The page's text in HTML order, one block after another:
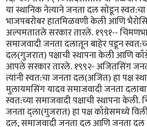
या स्थानिक नेत्याने जनता दल सोडून
भाजपबरोबर हातमिळवणी केली आणि
अल्पमतातले सरकार तारले. १९९१--
समाजवादी जनता दलातून बाहेर पडून
दल(गुजरात) पक्षाची स्थापना केली आणि
आपले सरकार तारले. १९९२- अजितसिंग
त्यांनी स्वत:चा जनता दल(अजित) हा पक्ष
मुलायमसिंग यादव समाजवादी जनता
स्वत:च्या समाजवादी पक्षाची स्थापना
जनता द्ला(गुजरात) हा पक्ष काँग्रेसमध्ये
दल, समाजवादी जनता दल आणि जनता दल